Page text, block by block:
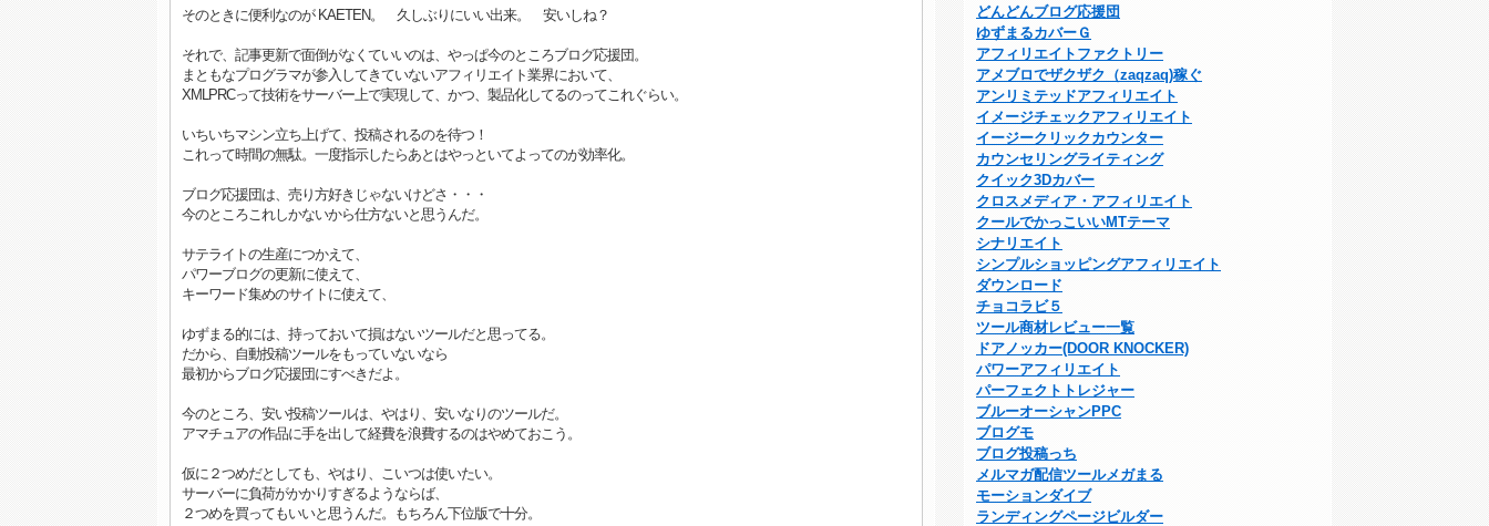
そのときに便利なのが KAETEN。 久しぶりにいい出来。 安いしね？
それで、記事更新で面倒がなくていいのは、やっぱ今のところブログ応援団。
まともなプログラマが参入してきていないアフィリエイト業界において、
XMLPRCって技術をサーバー上で実現して、かつ、製品化してるのってこれぐらい。
いちいちマシン立ち上げて、投稿されるのを待つ！
これって時間の無駄。一度指示したらあとはやっといてよってのが効率化。
ブログ応援団は、売り方好きじゃないけどさ・・・
今のところこれしかないから仕方ないと思うんだ。
サテライトの生産につかえて、
パワーブログの更新に使えて、
キーワード集めのサイトに使えて、
ゆずまる的には、持っておいて損はないツールだと思ってる。
だから、自動投稿ツールをもっていないなら
最初からブログ応援団にすべきだよ。
今のところ、安い投稿ツールは、やはり、安いなりのツールだ。
アマチュアの作品に手を出して経費を浪費するのはやめておこう。
仮に２つめだとしても、やはり、こいつは使いたい。
サーバーに負荷がかかりすぎるようならば、
２つめを買ってもいいと思うんだ。もちろん下位版で十分。
どんどんブログ応援団
ゆずまるカバーＧ
アフィリエイトファクトリー
アメブロでザクザク（zaqzaq)稼ぐ
アンリミテッドアフィリエイト
イメージチェックアフィリエイト
イージークリックカウンター
カウンセリングライティング
クイック3Dカバー
クロスメディア・アフィリエイト
クールでかっこいいMTテーマ
シナリエイト
シンプルショッピングアフィリエイト
ダウンロード
チョコラビ５
ツール商材レビュー一覧
ドアノッカー(DOOR KNOCKER)
パワーアフィリエイト
パーフェクトトレジャー
ブルーオーシャンPPC
ブログモ
ブログ投稿っち
メルマガ配信ツールメガまる
モーションダイブ
ランディングページビルダー